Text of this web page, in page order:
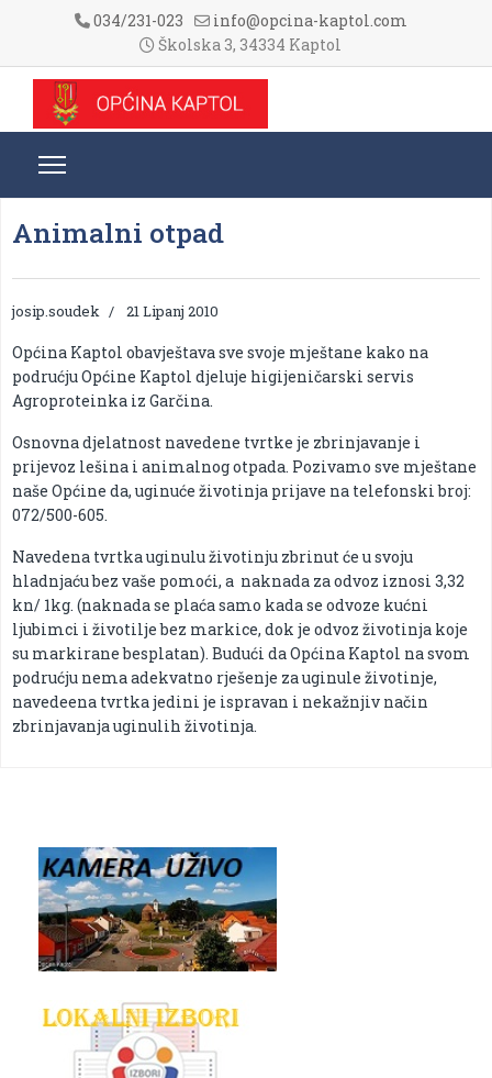
034/231-023
info@opcina-kaptol.com
Školska 3, 34334 Kaptol
Animalni otpad
josip.soudek 21 Lipanj 2010
Općina Kaptol obavještava sve svoje mještane kako na
podrućju Općine Kaptol djeluje higijeničarski servis
Agroproteinka iz Garčina.
Osnovna djelatnost navedene tvrtke je zbrinjavanje i
prijevoz lešina i animalnog otpada. Pozivamo sve mještane
naše Općine da, uginuće životinja prijave na telefonski broj:
072/500-605.
Navedena tvrtka uginulu životinju zbrinut će u svoju
hladnjaću bez vaše pomoći, a naknada za odvoz iznosi 3,32
kn/ 1kg. (naknada se plaća samo kada se odvoze kućni
ljubimci i životilje bez markice, dok je odvoz životinja koje
su markirane besplatan). Budući da Općina Kaptol na svom
podrućju nema adekvatno rješenje za uginule životinje,
navedeena tvrtka jedini je ispravan i nekažnjiv način
zbrinjavanja uginulih životinja.